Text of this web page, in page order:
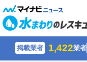
掲載業者 1,422業者